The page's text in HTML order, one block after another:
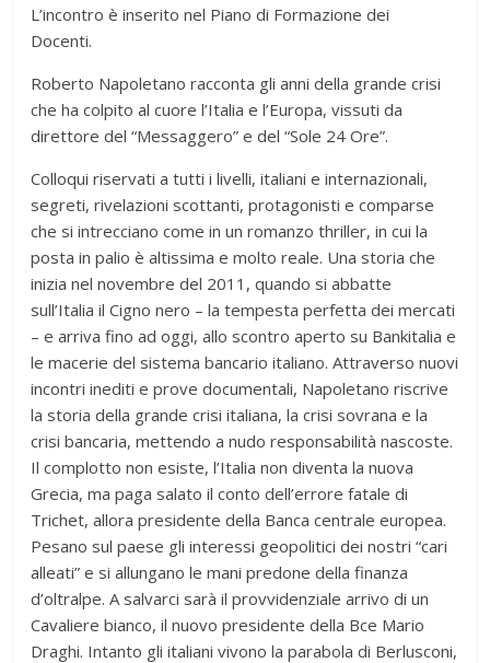
L’incontro è inserito nel Piano di Formazione dei
Docenti.
Roberto Napoletano racconta gli anni della grande crisi
che ha colpito al cuore l’Italia e l’Europa, vissuti da
direttore del “Messaggero” e del “Sole 24 Ore”.
Colloqui riservati a tutti i livelli, italiani e internazionali,
segreti, rivelazioni scottanti, protagonisti e comparse
che si intrecciano come in un romanzo thriller, in cui la
posta in palio è altissima e molto reale. Una storia che
inizia nel novembre del 2011, quando si abbatte
sull’Italia il Cigno nero – la tempesta perfetta dei mercati
– e arriva fino ad oggi, allo scontro aperto su Bankitalia e
le macerie del sistema bancario italiano. Attraverso nuovi
incontri inediti e prove documentali, Napoletano riscrive
la storia della grande crisi italiana, la crisi sovrana e la
crisi bancaria, mettendo a nudo responsabilità nascoste.
Il complotto non esiste, l’Italia non diventa la nuova
Grecia, ma paga salato il conto dell’errore fatale di
Trichet, allora presidente della Banca centrale europea.
Pesano sul paese gli interessi geopolitici dei nostri “cari
alleati” e si allungano le mani predone della finanza
d’oltralpe. A salvarci sarà il provvidenziale arrivo di un
Cavaliere bianco, il nuovo presidente della Bce Mario
Draghi. Intanto gli italiani vivono la parabola di Berlusconi,